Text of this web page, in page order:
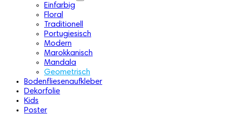
Einfarbig
Floral
Traditionell
Portugiesisch
Modern
Marokkanisch
Mandala
Geometrisch
Bodenfliesenaufkleber
Dekorfolie
Kids
Poster